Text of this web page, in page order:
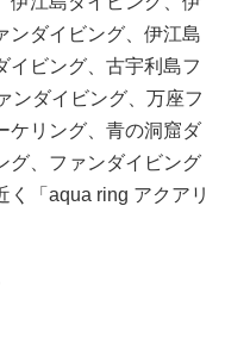
ンダイビング、伊江島
イビング、古宇利島フ
ンダイビング、万座フ
ケリング、青の洞窟ダ
グ、ファンダイビング
く「aqua ring アクアリ